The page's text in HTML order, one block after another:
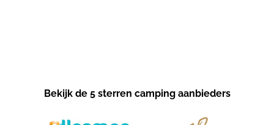
Bekijk de 5 sterren camping aanbieders